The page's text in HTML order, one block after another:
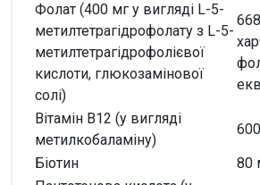
Фолат (400 мг у вигляді L-5-
метилтетрагідрофолату з L-5-
метилтетрагідрофолієвої
кислоти, глюкозамінової
солі)
Вітамін В12 (у вигляді
метилкобаламіну)
Біотин
80